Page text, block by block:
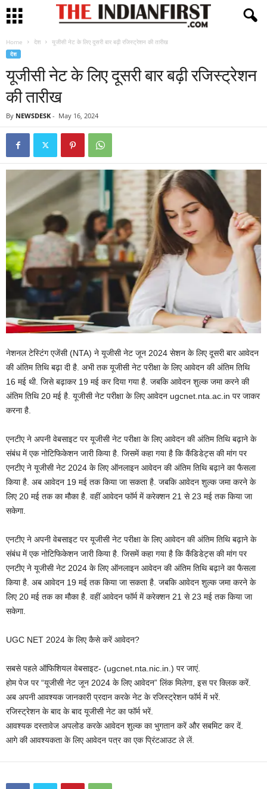
Home देश यूजीसी नेट के लिए दूसरी बार बढ़ी रजिस्ट्रेशन की तारीख
देश
यूजीसी नेट के लिए दूसरी बार बढ़ी रजिस्ट्रेशन
की तारीख
By NEWSDESK - May 16, 2024
नेशनल टेस्टिंग एजेंसी (NTA) ने यूजीसी नेट जून 2024 सेशन के लिए दूसरी बार आवेदन
की अंतिम तिथि बढ़ा दी है. अभी तक यूजीसी नेट परीक्षा के लिए आवेदन की अंतिम तिथि
16 मई थी. जिसे बढ़ाकर 19 मई कर दिया गया है. जबकि आवेदन शुल्क जमा करने की
अंतिम तिथि 20 मई है. यूजीसी नेट परीक्षा के लिए आवेदन ugcnet.nta.ac.in पर जाकर
करना है.
एनटीए ने अपनी वेबसाइट पर यूजीसी नेट परीक्षा के लिए आवेदन की अंतिम तिथि बढ़ाने के
संबंध में एक नोटिफिकेशन जारी किया है. जिसमें कहा गया है कि कैंडिडेट्स की मांग पर
एनटीए ने यूजीसी नेट 2024 के लिए ऑनलाइन आवेदन की अंतिम तिथि बढ़ाने का फैसला
किया है. अब आवेदन 19 मई तक किया जा सकता है. जबकि आवेदन शुल्क जमा करने के
लिए 20 मई तक का मौका है. वहीं आवेदन फॉर्म में करेक्शन 21 से 23 मई तक किया जा
सकेगा.
एनटीए ने अपनी वेबसाइट पर यूजीसी नेट परीक्षा के लिए आवेदन की अंतिम तिथि बढ़ाने के
संबंध में एक नोटिफिकेशन जारी किया है. जिसमें कहा गया है कि कैंडिडेट्स की मांग पर
एनटीए ने यूजीसी नेट 2024 के लिए ऑनलाइन आवेदन की अंतिम तिथि बढ़ाने का फैसला
किया है. अब आवेदन 19 मई तक किया जा सकता है. जबकि आवेदन शुल्क जमा करने के
लिए 20 मई तक का मौका है. वहीं आवेदन फॉर्म में करेक्शन 21 से 23 मई तक किया जा
सकेगा.
UGC NET 2024 के लिए कैसे करें आवेदन?
सबसे पहले ऑफिशियल वेबसाइट- (ugcnet.nta.nic.in.) पर जाएं.
होम पेज पर “यूजीसी नेट जून 2024 के लिए आवेदन” लिंक मिलेगा, इस पर क्लिक करें.
अब अपनी आवश्यक जानकारी प्रदान करके नेट के रजिस्ट्रेशन फॉर्म में भरें.
रजिस्ट्रेशन के बाद के बाद यूजीसी नेट का फॉर्म भरें.
आवश्यक दस्तावेज अपलोड करके आवेदन शुल्क का भुगतान करें और सबमिट कर दें.
आगे की आवश्यकता के लिए आवेदन पत्र का एक प्रिंटआउट ले लें.